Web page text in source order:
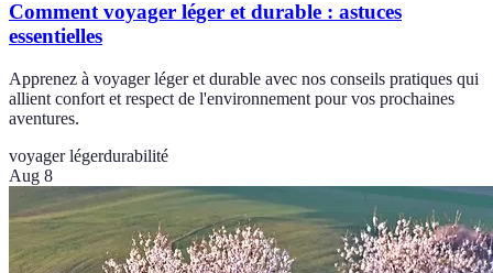
Comment voyager léger et durable : astuces
essentielles
Apprenez à voyager léger et durable avec nos conseils pratiques qui
allient confort et respect de l'environnement pour vos prochaines
aventures.
voyager légerdurabilité
Aug 8